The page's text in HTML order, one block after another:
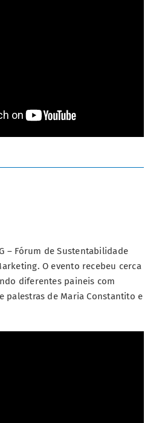
– Fórum de Sustentabilidade
O evento recebeu cerca
diferentes paineis com
palestras de Maria Constantito e